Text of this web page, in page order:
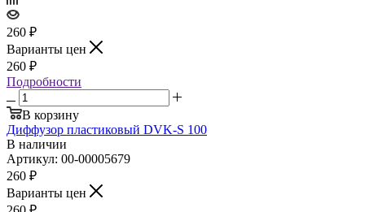
260 ₽
Варианты цен
260 ₽
Подробности
В корзину
Диффузор пластиковый DVK‑S 100
В наличии
Артикул: 00-00005679
260 ₽
Варианты цен